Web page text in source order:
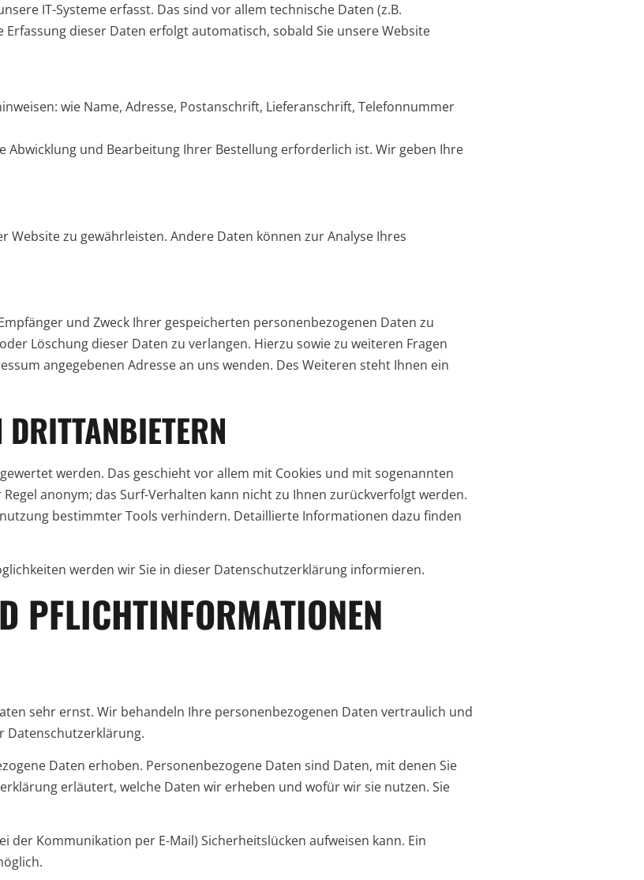
IT-Systeme erfasst. Das sind vor allem technische Daten (z.B.
dieser Daten erfolgt automatisch, sobald Sie unsere Website
wie Name, Adresse, Postanschrift, Lieferanschrift, Telefonnummer
und Bearbeitung Ihrer Bestellung erforderlich ist. Wir geben Ihre
zu gewährleisten. Andere Daten können zur Analyse Ihres
und Zweck Ihrer gespeicherten personenbezogenen Daten zu
Löschung dieser Daten zu verlangen. Hierzu sowie zu weiteren Fragen
angegebenen Adresse an uns wenden. Des Weiteren steht Ihnen ein
werden. Das geschieht vor allem mit Cookies und mit sogenannten
anonym; das Surf-Verhalten kann nicht zu Ihnen zurückverfolgt werden.
bestimmter Tools verhindern. Detaillierte Informationen dazu finden
werden wir Sie in dieser Datenschutzerklärung informieren.
PFLICHTINFORMATIONEN
sehr ernst. Wir behandeln Ihre personenbezogenen Daten vertraulich und
Datenschutzerklärung.
Daten erhoben. Personenbezogene Daten sind Daten, mit denen Sie
erläutert, welche Daten wir erheben und wofür wir sie nutzen. Sie
Kommunikation per E-Mail) Sicherheitslücken aufweisen kann. Ein